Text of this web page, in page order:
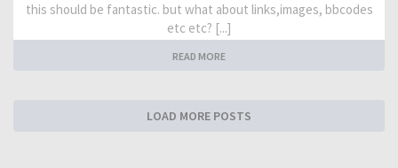
this should be fantastic. but what about links,images, bbcodes
etc etc? [...]
READ MORE
LOAD MORE POSTS